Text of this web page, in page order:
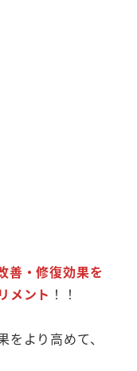
善・修復効果を
メント ！！
をより高めて、